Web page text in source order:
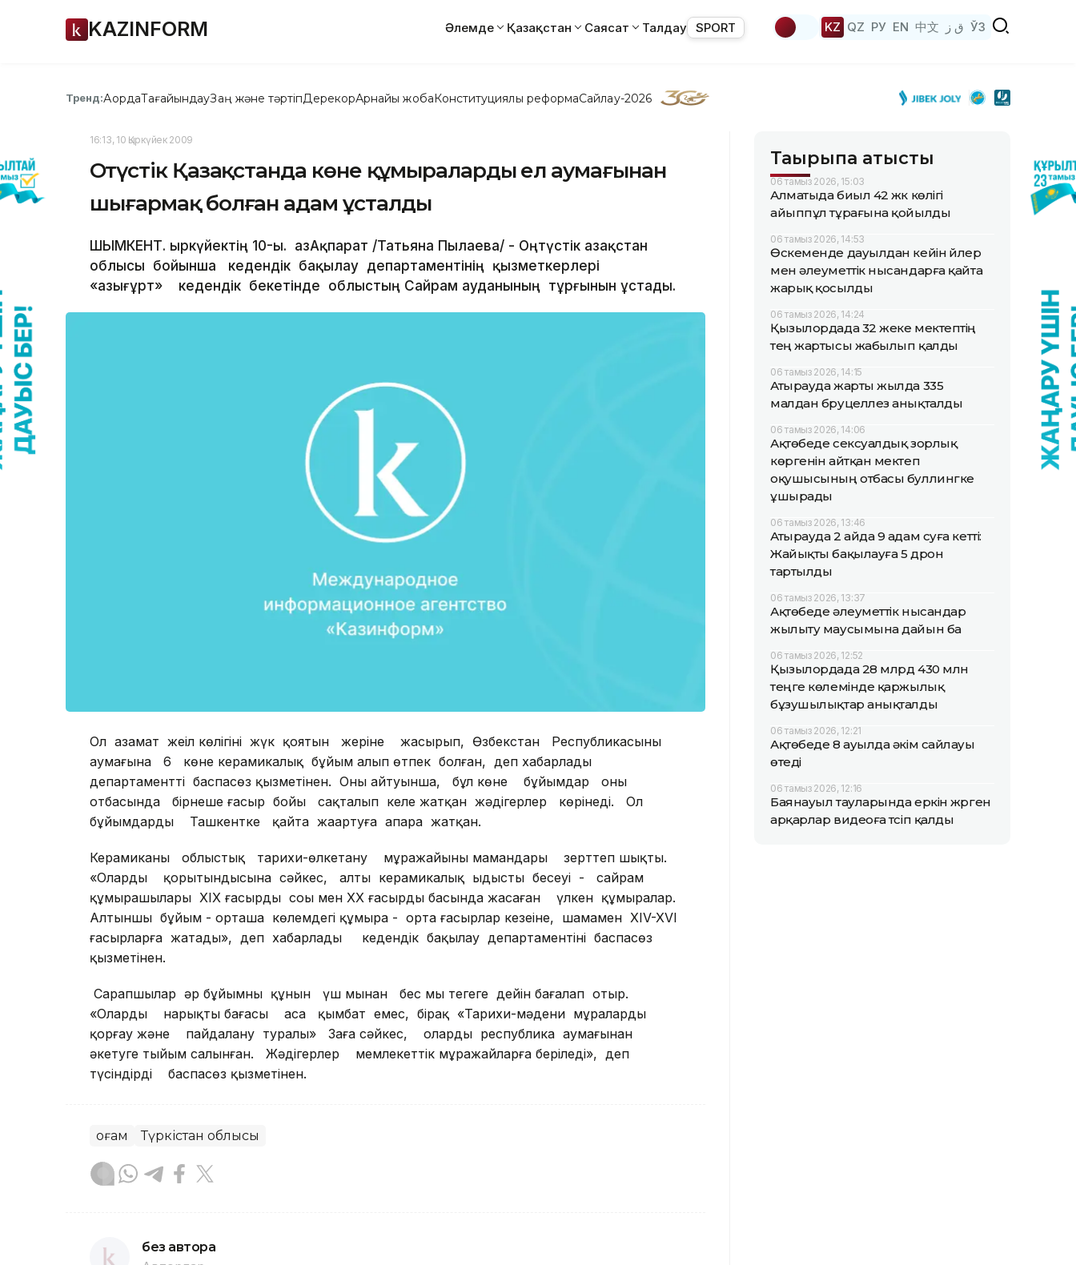
KAZINFORM Әлемде Қазақстан Саясат Талдау SPORT KZ QZ РУ EN 中文 ق ز ЎЗ
Тренд:АқордаТағайындауЗаң және тәртіпДерекқорАрнайы жобаКонституциялық реформаСайлау-2026
16:13, 10 Қыркүйек 2009
Оңтүстік Қазақстанда көне құмыраларды ел аумағынан
шығармақ болған адам ұсталды
ШЫМКЕНТ. Қыркүйектің 10-ы. ҚазАқпарат /Татьяна Пылаева/ - Оңтүстік Қазақстан
облысы бойынша кедендік бақылау департаментінің қызметкерлері
«Қазығұрт» кедендік бекетінде облыстың Сайрам ауданының тұрғынын ұстады.
Ол азамат жеңіл көлігінің жүк қоятын жеріне жасырып, Өзбекстан Республикасының
аумағына 6 көне керамикалық бұйым алып өтпек болған, деп хабарлады
департаменттің баспасөз қызметінен. Оның айтуынша, бұл көне бұйымдар оның
отбасында бірнеше ғасыр бойы сақталып келе жатқан жәдігерлер көрінеді. Ол
бұйымдарды Ташкентке қайта жаңартуға апара жатқан.
Керамиканы облыстық тарихи-өлкетану мұражайының мамандары зерттеп шықты.
«Олардың қорытындысына сәйкес, алты керамикалық ыдыстың бесеуі - сайрам
құмырашылары ХІХ ғасырдың соңы мен ХХ ғасырдың басында жасаған үлкен құмыралар.
Алтыншы бұйым - орташа көлемдегі құмыра - орта ғасырлар кезеңіне, шамамен XIV-XVI
ғасырларға жатады», деп хабарлады кедендік бақылау департаментінің баспасөз
қызметінен.
Сарапшылар әр бұйымның құнын үш мыңнан бес мың теңгеге дейін бағалап отыр.
«Олардың нарықтың бағасы аса қымбат емес, бірақ «Тарихи-мәдени мұраларды
қорғау және пайдалану туралы» Заңға сәйкес, оларды республика аумағынан
әкетуге тыйым салынған. Жәдігерлер мемлекеттік мұражайларға беріледі», деп
түсіндірді баспасөз қызметінен.
Қоғам Түркістан облысы
без автора
Тақырыпқа қатысты
06 тамыз 2026, 15:03
Алматыда биыл 42 жүк көлігі
айыппұл тұрағына қойылды
06 тамыз 2026, 14:53
Өскеменде дауылдан кейін үйлер
мен әлеуметтік нысандарға қайта
жарық қосылды
06 тамыз 2026, 14:24
Қызылордада 32 жеке мектептің
тең жартысы жабылып қалды
06 тамыз 2026, 14:15
Атырауда жарты жылда 335
малдан бруцеллез анықталды
06 тамыз 2026, 14:06
Ақтөбеде сексуалдық зорлық
көргенін айтқан мектеп
оқушысының отбасы буллингке
ұшырады
06 тамыз 2026, 13:46
Атырауда 2 айда 9 адам суға кетті:
Жайықты бақылауға 5 дрон
тартылды
06 тамыз 2026, 13:37
Ақтөбеде әлеуметтік нысандар
жылыту маусымына дайын ба
06 тамыз 2026, 12:52
Қызылордада 28 млрд 430 млн
теңге көлемінде қаржылық
бұзушылықтар анықталды
06 тамыз 2026, 12:21
Ақтөбеде 8 ауылда әкім сайлауы
өтеді
06 тамыз 2026, 12:16
Баянауыл тауларында еркін жүрген
арқарлар видеоға түсіп қалды